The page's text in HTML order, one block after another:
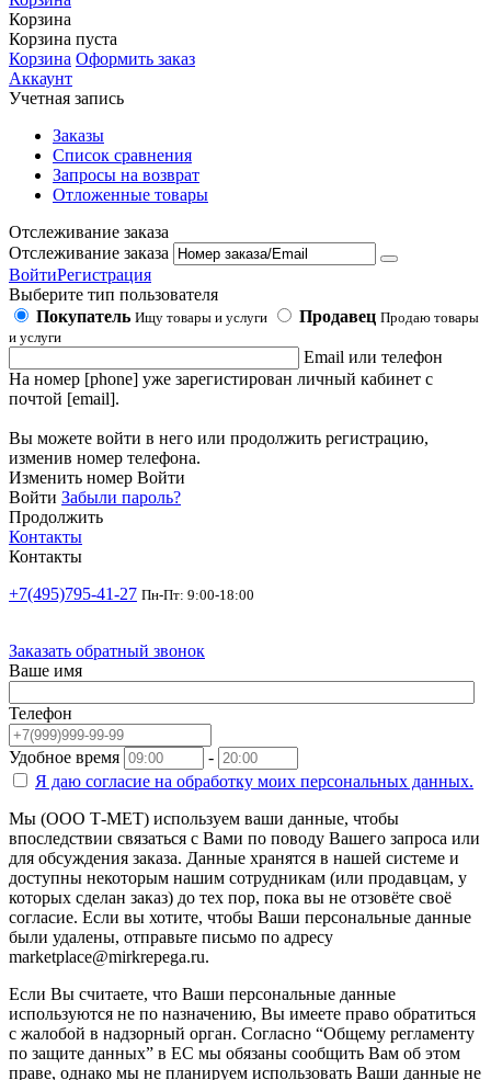
Корзина
Корзина пуста
Корзина Оформить заказ
Аккаунт
Учетная запись
Заказы
Список сравнения
Запросы на возврат
Отложенные товары
Отслеживание заказа
Отслеживание заказа
ВойтиРегистрация
Выберите тип пользователя
Покупатель Ищу товары и услуги Продавец Продаю товары
и услуги
Email или телефон
На номер [phone] уже зарегистирован личный кабинет с
почтой [email].
Вы можете войти в него или продолжить регистрацию,
изменив номер телефона.
Изменить номер Войти
Войти Забыли пароль?
Продолжить
Контакты
Контакты
+7(495)795-41-27 Пн-Пт: 9:00-18:00
Заказать обратный звонок
Ваше имя
Телефон
Удобное время
-
Я даю согласие на обработку моих персональных данных.
Мы (ООО Т-МЕТ) используем ваши данные, чтобы
впоследствии связаться с Вами по поводу Вашего запроса или
для обсуждения заказа. Данные хранятся в нашей системе и
доступны некоторым нашим сотрудникам (или продавцам, у
которых сделан заказ) до тех пор, пока вы не отзовёте своё
согласие. Если вы хотите, чтобы Ваши персональные данные
были удалены, отправьте письмо по адресу
marketplace@mirkrepega.ru.
Если Вы считаете, что Ваши персональные данные
используются не по назначению, Вы имеете право обратиться
с жалобой в надзорный орган. Согласно “Общему регламенту
по защите данных” в ЕС мы обязаны сообщить Вам об этом
праве, однако мы не планируем использовать Ваши данные не